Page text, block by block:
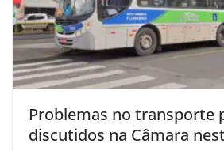
Problemas no transporte
discutidos na Câmara